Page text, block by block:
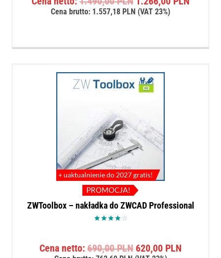
cena
Cena brutto: 1.557,18 PLN (VAT 23%)
+ uaktualnienie do 2027 gratis!
PROMOCJA!
ZWToolbox – nakładka do ZWCAD Professional
Cena netto:690,00PLN Pierwotna
620,00 PLN